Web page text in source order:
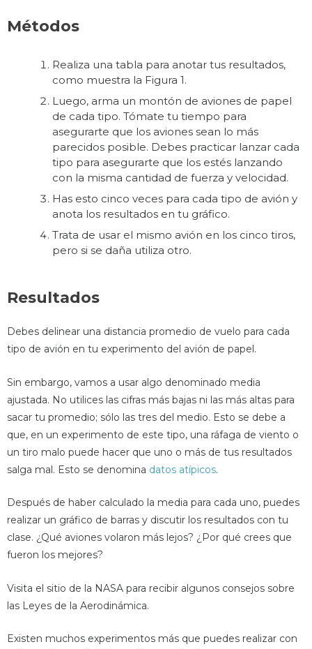
Métodos
Realiza una tabla para anotar tus resultados,
como muestra la Figura 1.
Luego, arma un montón de aviones de papel
de cada tipo. Tómate tu tiempo para
asegurarte que los aviones sean lo más
parecidos posible. Debes practicar lanzar cada
tipo para asegurarte que los estés lanzando
con la misma cantidad de fuerza y ​​velocidad.
Has esto cinco veces para cada tipo de avión y
anota los resultados en tu gráfico.
Trata de usar el mismo avión en los cinco tiros,
pero si se daña utiliza otro.
Resultados
Debes delinear una distancia promedio de vuelo para cada
tipo de avión en tu experimento del avión de papel.
Sin embargo, vamos a usar algo denominado media
ajustada. No utilices las cifras más bajas ni las más altas para
sacar tu promedio; sólo las tres del medio. Esto se debe a
que, en un experimento de este tipo, una ráfaga de viento o
un tiro malo puede hacer que uno o más de tus resultados
salga mal. Esto se denomina datos atípicos.
Después de haber calculado la media para cada uno, puedes
realizar un gráfico de barras y discutir los resultados con tu
clase. ¿Qué aviones volaron más lejos? ¿Por qué crees que
fueron los mejores?
Visita el sitio de la NASA para recibir algunos consejos sobre
las Leyes de la Aerodinámica.
Existen muchos experimentos más que puedes realizar con